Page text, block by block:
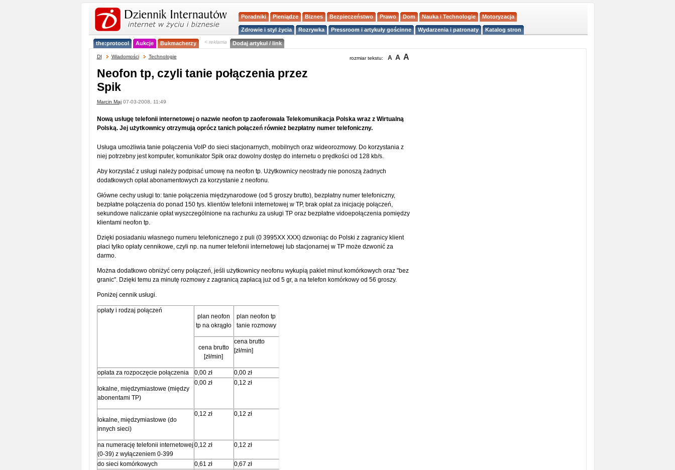
Poradniki Pieniądze Biznes Bezpieczeństwo Prawo Dom Nauka i Technologie Motoryzacja
Zdrowie i styl życia Rozrywka Pressroom i artykuły gościnne Wydarzenia i patronaty Katalog stron
the:protocol Aukcje Bukmacherzy < reklama Dodaj artykuł / link
DI Wiadomości Technologie rozmiar tekstu: A A A
Neofon tp, czyli tanie połączenia przez
Spik
Marcin Maj07-03-2008, 11:49
Nową usługę telefonii internetowej o nazwie neofon tp zaoferowała Telekomunikacja Polska wraz z Wirtualną
Polską. Jej użytkownicy otrzymują oprócz tanich połączeń również bezpłatny numer telefoniczny.
Usługa umożliwia tanie połączenia VoIP do sieci stacjonarnych, mobilnych oraz wideorozmowy. Do korzystania z
niej potrzebny jest komputer, komunikator Spik oraz dowolny dostęp do internetu o prędkości od 128 kb/s.
Aby korzystać z usługi należy podpisać umowę na neofon tp. Użytkownicy neostrady nie ponoszą żadnych
dodatkowych opłat abonamentowych za korzystanie z neofonu.
Główne cechy usługi to: tanie połączenia międzynarodowe (od 5 groszy brutto), bezpłatny numer telefoniczny,
bezpłatne połączenia do ponad 150 tys. klientów telefonii internetowej w TP, brak opłat za inicjację połączeń,
sekundowe naliczanie opłat wyszczególnione na rachunku za usługi TP oraz bezpłatne vidoepołączenia pomiędzy
klientami neofon tp.
Dzięki posiadaniu własnego numeru telefonicznego z puli (0 3995XX XXX) dzwoniąc do Polski z zagranicy klient
płaci tylko opłaty cennikowe, czyli np. na numer telefonii internetowej lub stacjonarnej w TP może dzwonić za
darmo.
Można dodatkowo obniżyć ceny połączeń, jeśli użytkownicy neofonu wykupią pakiet minut komórkowych oraz "bez
granic". Dzięki temu za minutę rozmowy z zagranicą zapłacą już od 5 gr, a na telefon komórkowy od 56 groszy.
Poniżej cennik usługi.
opłaty i rodzaj połączeń
plan neofon
tp na okrągło
plan neofon tp
tanie rozmowy
cena brutto
[zł/min]
cena brutto
[zł/min]
opłata za rozpoczęcie połączenia 0,00 zł 0,00 zł
lokalne, międzymiastowe (między
abonentami TP)
0,00 zł 0,12 zł
lokalne, międzymiastowe (do
innych sieci)
0,12 zł 0,12 zł
na numerację telefonii internetowej
(0-39) z wyłączeniem 0-399
0,12 zł 0,12 zł
do sieci komórkowych 0,61 zł
0,67 zł